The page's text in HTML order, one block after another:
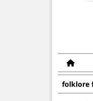
folklore